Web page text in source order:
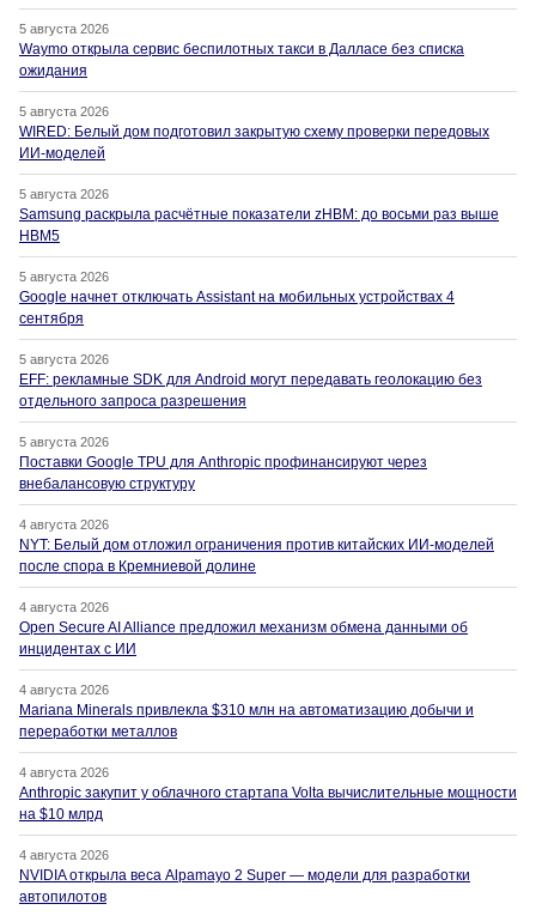
5 августа 2026
Waymo открыла сервис беспилотных такси в Далласе без списка
ожидания
5 августа 2026
WIRED: Белый дом подготовил закрытую схему проверки передовых
ИИ-моделей
5 августа 2026
Samsung раскрыла расчётные показатели zHBM: до восьми раз выше
HBM5
5 августа 2026
Google начнет отключать Assistant на мобильных устройствах 4
сентября
5 августа 2026
EFF: рекламные SDK для Android могут передавать геолокацию без
отдельного запроса разрешения
5 августа 2026
Поставки Google TPU для Anthropic профинансируют через
внебалансовую структуру
4 августа 2026
NYT: Белый дом отложил ограничения против китайских ИИ-моделей
после спора в Кремниевой долине
4 августа 2026
Open Secure AI Alliance предложил механизм обмена данными об
инцидентах с ИИ
4 августа 2026
Mariana Minerals привлекла $310 млн на автоматизацию добычи и
переработки металлов
4 августа 2026
Anthropic закупит у облачного стартапа Volta вычислительные мощности
на $10 млрд
4 августа 2026
NVIDIA открыла веса Alpamayo 2 Super — модели для разработки
автопилотов